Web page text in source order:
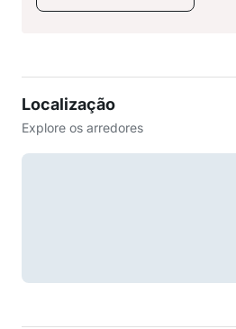
Localização
Explore os arredores